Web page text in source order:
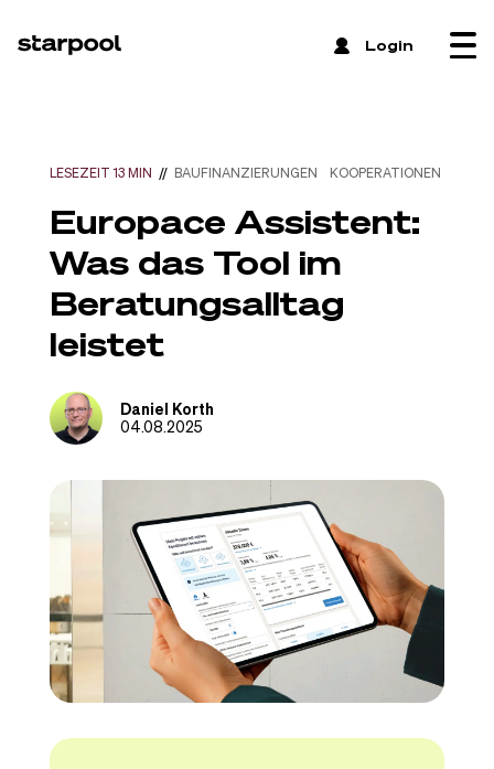
Login
LESEZEIT 13 MIN // BAUFINANZIERUNGEN KOOPERATIONEN
Europace Assistent:
Was das Tool im
Beratungsalltag
leistet
Daniel Korth
04.08.2025